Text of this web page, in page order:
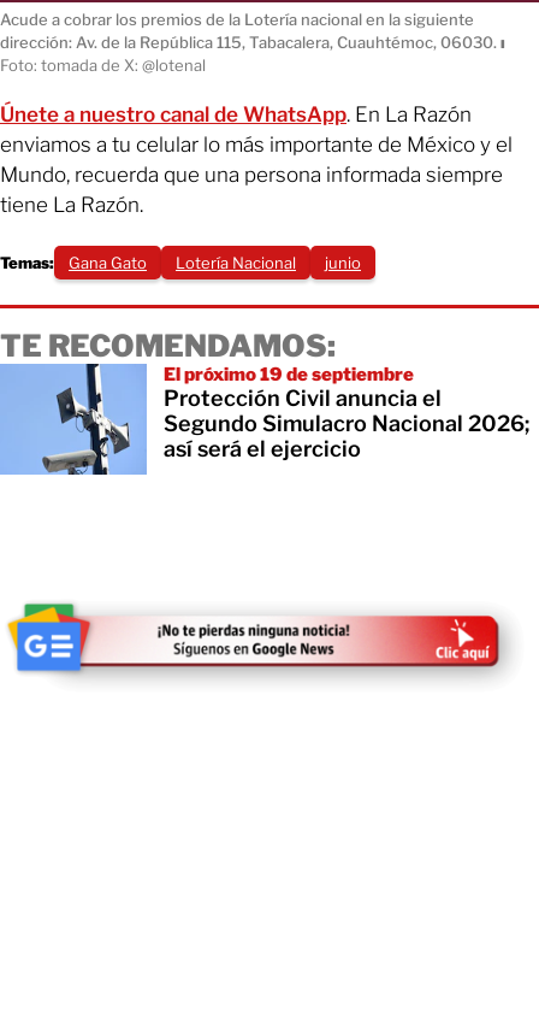
Acude a cobrar los premios de la Lotería nacional en la siguiente
dirección: Av. de la República 115, Tabacalera, Cuauhtémoc, 06030. ı
Foto: tomada de X: @lotenal
Únete a nuestro canal de WhatsApp. En La Razón
enviamos a tu celular lo más importante de México y el
Mundo, recuerda que una persona informada siempre
tiene La Razón.
Temas: Gana Gato Lotería Nacional junio
TE RECOMENDAMOS:
El próximo 19 de septiembre
Protección Civil anuncia el
Segundo Simulacro Nacional 2026;
así será el ejercicio